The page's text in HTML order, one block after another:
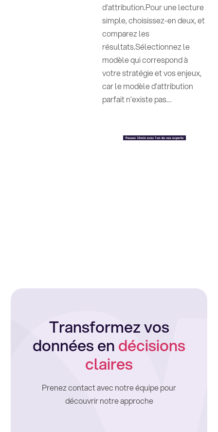
d’attribution.Pour une lecture
simple, choisissez-en deux, et
comparez les
résultats.Sélectionnez le
modèle qui correspond à
votre stratégie et vos enjeux,
car le modèle d’attribution
parfait n’existe pas…
Transformez vos
données endécisions
claires
Prenez contact avec notre équipe pour
découvrir notre approche